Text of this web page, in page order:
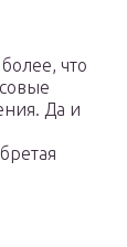
что
Да и